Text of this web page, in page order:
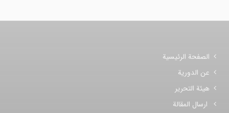
الصفحة الرئيسية
عن الدورية
هيئة التحرير
ارسال المقالة